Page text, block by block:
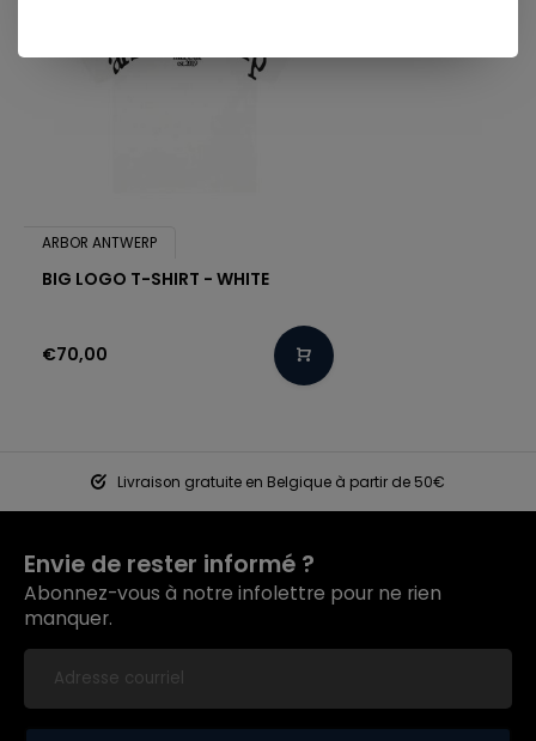
ARBOR ANTWERP
BIG LOGO T-SHIRT - WHITE
€70,00
Livraison gratuite en Belgique à partir de 50€
Envie de rester informé ?
Abonnez-vous à notre infolettre pour ne rien
manquer.